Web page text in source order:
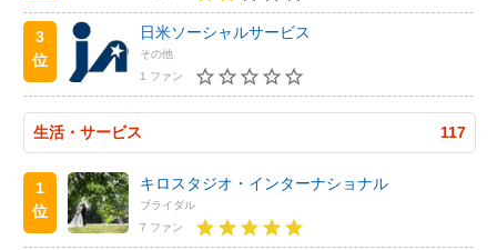
3
位
日米ソーシャルサービス
その他
1 ファン
生活・サービス 117
1
位
キロスタジオ・インターナショナル
ブライダル
7 ファン